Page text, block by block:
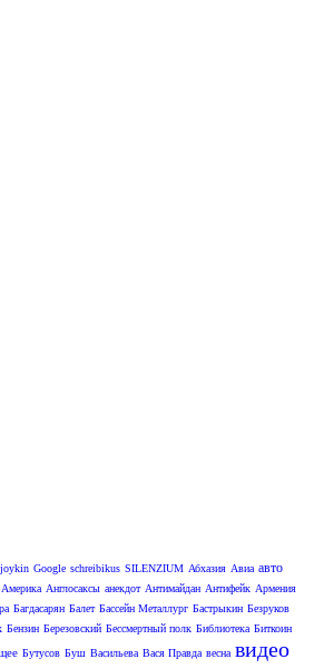
Google schreibikus SILENZIUM Абхазия Авиа авто
Америка Англосаксы анекдот Антимайдан Антифейк Армения
Багдасарян Балет Бассейн Металлург Бастрыкин Безруков
Бензин Березовский Бессмертный полк Библиотека Биткоин
Бутусов Буш Васильева Вася Правда весна видео